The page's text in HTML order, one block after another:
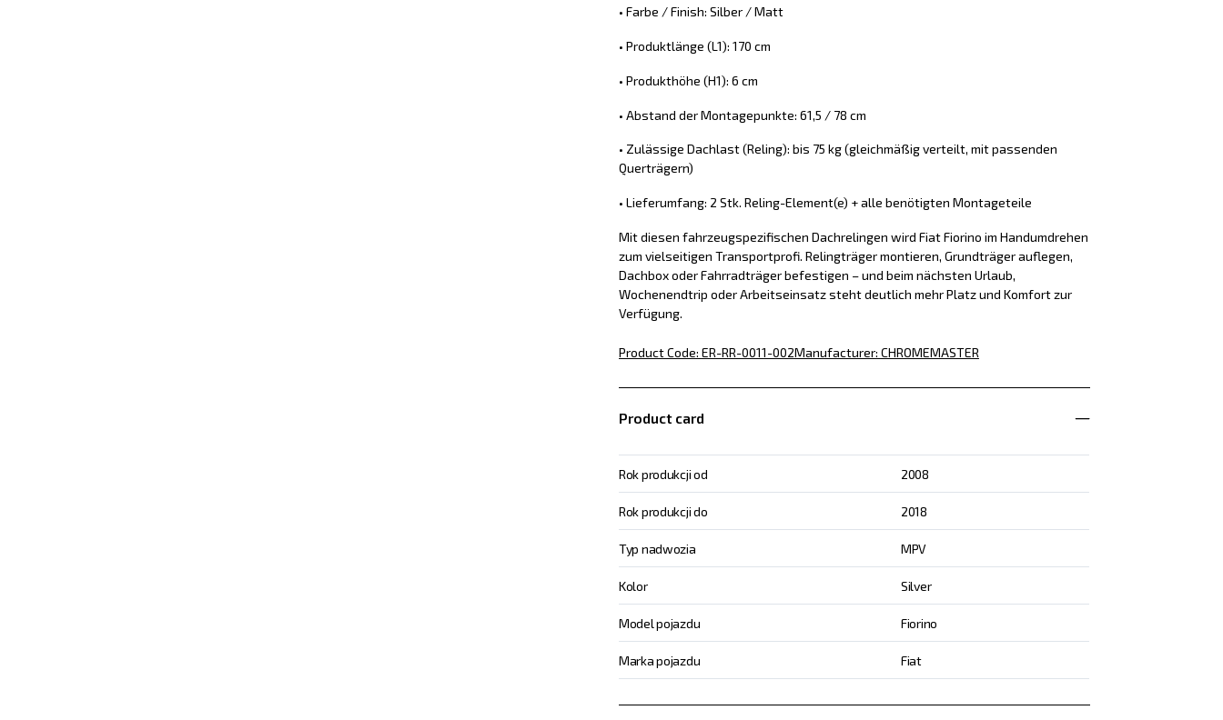
• Farbe / Finish: Silber / Matt
• Produktlänge (L1): 170 cm
• Produkthöhe (H1): 6 cm
• Abstand der Montagepunkte: 61,5 / 78 cm
• Zulässige Dachlast (Reling): bis 75 kg (gleichmäßig verteilt, mit passenden
Querträgern)
• Lieferumfang: 2 Stk. Reling-Element(e) + alle benötigten Montageteile
Mit diesen fahrzeugspezifischen Dachrelingen wird Fiat Fiorino im Handumdrehen
zum vielseitigen Transportprofi. Relingträger montieren, Grundträger auflegen,
Dachbox oder Fahrradträger befestigen – und beim nächsten Urlaub,
Wochenendtrip oder Arbeitseinsatz steht deutlich mehr Platz und Komfort zur
Verfügung.
Product Code: ER-RR-0011-002Manufacturer: CHROMEMASTER
Product card
Rok produkcji od 2008
Rok produkcji do 2018
Typ nadwozia MPV
Kolor Silver
Model pojazdu Fiorino
Marka pojazdu Fiat